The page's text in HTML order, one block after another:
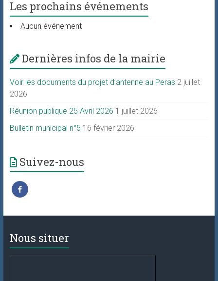
Les prochains événements
Aucun événement
Dernières infos de la mairie
Voir les documents du projet d’antenne au Peras 2 juillet
2026
Réunion publique 25 Avril 2026 1 juillet 2026
Bulletin municipal n°5 16 février 2026
Suivez-nous
Nous situer